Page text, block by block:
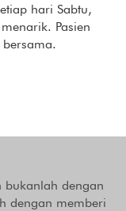
hari Sabtu,
Pasien
dengan
dengan memberi